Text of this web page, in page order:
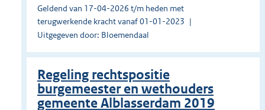
Geldend van 17-04-2026 t/m heden met
terugwerkende kracht vanaf 01-01-2023
Uitgegeven door: Bloemendaal
Regeling rechtspositie
burgemeester en wethouders
gemeente Alblasserdam 2019